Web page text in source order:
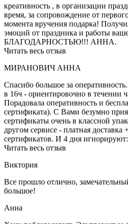
креативность , в организации
время, за сопровождение от
момента вручения подарка!
эмоций от праздника и работы
БЛАГОДАРНОСТЬЮ!!! АННА.
Читать весь отзыв
МИРАНОВИЧ АННА
Спасибо большое за
в 16ч - ориентировочно в течении
Порадовала оперативность и
сертификата). С Вами безумно
сертификаты очень в классной
другом сервисе - платная доставка
сертификатов. И 4 дня
Читать весь отзыв
Виктория
Все прошло отлично,
большое!
Анна